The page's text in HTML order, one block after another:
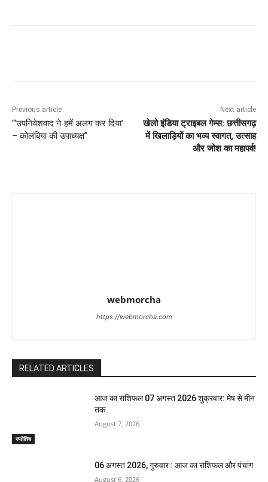
Previous article
“‘उपनिवेशवाद ने हमें अलग कर दिया’
– कोलंबिया की उपाध्यक्ष”
Next article
खेलो इंडिया ट्राइबल गेम्स: छत्तीसगढ़
में खिलाड़ियों का भव्य स्वागत, उत्साह
और जोश का महापर्व!
webmorcha
https://webmorcha.com
RELATED ARTICLES
ज्योतिष
आज का राशिफल 07 अगस्त 2026 शुक्रवार: मेष से मीन
तक
August 7, 2026
06 अगस्त 2026, गुरुवार : आज का राशिफल और पंचांग
August 6, 2026